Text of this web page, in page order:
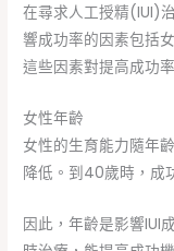
在尋求人工授精(IUI)
響成功率的因素包括
這些因素對提高成功
女性年齡
女性的生育能力隨年
降低。到40歲時，成
因此，年齡是影響IUI